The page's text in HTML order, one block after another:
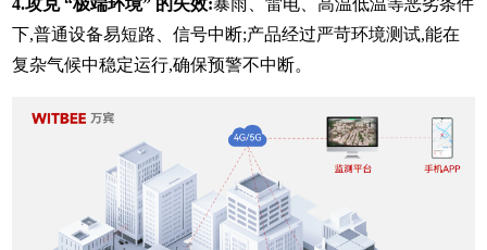
4.攻克 “极端环境” 的失效:暴雨、雷电、高温低温等恶劣条件
下,普通设备易短路、信号中断;产品经过严苛环境测试,能在
复杂气候中稳定运行,确保预警不中断。